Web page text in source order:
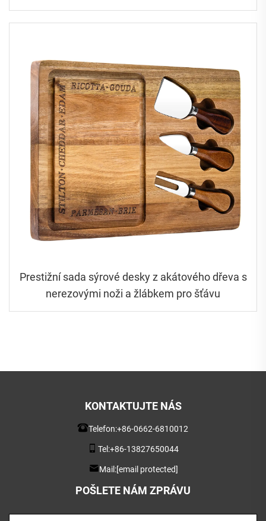
Prestižní sada sýrové desky z akátového dřeva s
nerezovými noži a žlábkem pro šťávu
KONTAKTUJTE NÁS
Telefon:+86-0662-6810012
Tel:+86-13827650044
Mail:[email protected]
POŠLETE NÁM ZPRÁVU